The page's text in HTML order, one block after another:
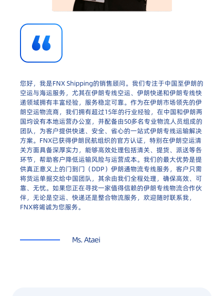
您好，我是FNX Shipping的销售顾问。我们专注于中国至伊朗的
空运与海运服务，尤其在伊朗专线空运、伊朗快递和伊朗专线快
递领域拥有丰富经验，服务稳定可靠。作为在伊朗市场领先的伊
朗空运物流商，我们拥有超过15年的行业经验，在中国和伊朗两
国均设有本地运营办公室，并配备由50多名专业物流人员组成的
团队，为客户提供快速、安全、省心的一站式伊朗专线运输解决
方案。FNX已获得伊朗民航组织的官方认证，特别在伊朗空运清
关方面具备深厚实力，能够高效处理包括清关、提货、派送等各
环节，帮助客户降低运输风险与运营成本。我们的最大优势是提
供真正意义上的门到门（DDP）伊朗通物流专线服务，客户只需
将货运单据交给中国团队，其余由我们全程处理，确保高效、可
靠、无忧。如果您正在寻找一家值得信赖的伊朗专线物流合作伙
伴，无论是空运、快递还是整合物流服务，欢迎随时联系我，
FNX将竭诚为您服务。
Ms. Ataei